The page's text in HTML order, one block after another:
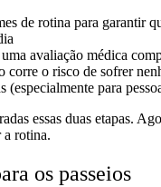
de rotina para garantir
avaliação médica
corre o risco de sofrer
(especialmente para
essas duas etapas.
a rotina.
os passeios